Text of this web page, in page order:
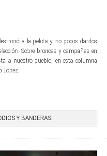
a la pelota y no pocos dardos
Sobre broncas y campañas en
a nuestro pueblo, en esta columna
López.
Y BANDERAS